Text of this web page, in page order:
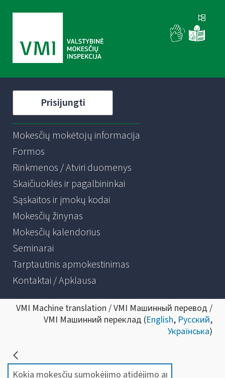
Prisijungti
Mokesčių mokėtojų informacija
Formos
Rinkmenos / Atviri duomenys
Skaičiuoklės ir pagalbininkai
Sąskaitos ir įmokų kodai
Mokesčių žinynas
Mokesčių kalendorius
Seminarai
Tarptautinis apmokestinimas
Kontaktai / Apklausa
VMI Machine translation / VMI Машинный перевод /
VMI Машинний переклад (English, Русский,
Українська)